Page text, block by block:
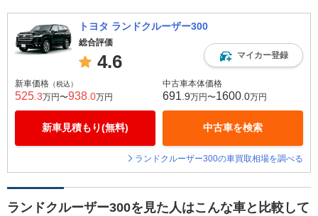
トヨタ ランドクルーザー300
総合評価
4.6 マイカー登録
新車価格 （税込）
525 .3万円〜938 .0万円
新車見積もり(無料)
中古車本体価格
691 .9万円〜1600 .0万円
中古車を検索
ランドクルーザー300の車買取相場を調べる
ランドクルーザー300を見た人はこんな車と比較して